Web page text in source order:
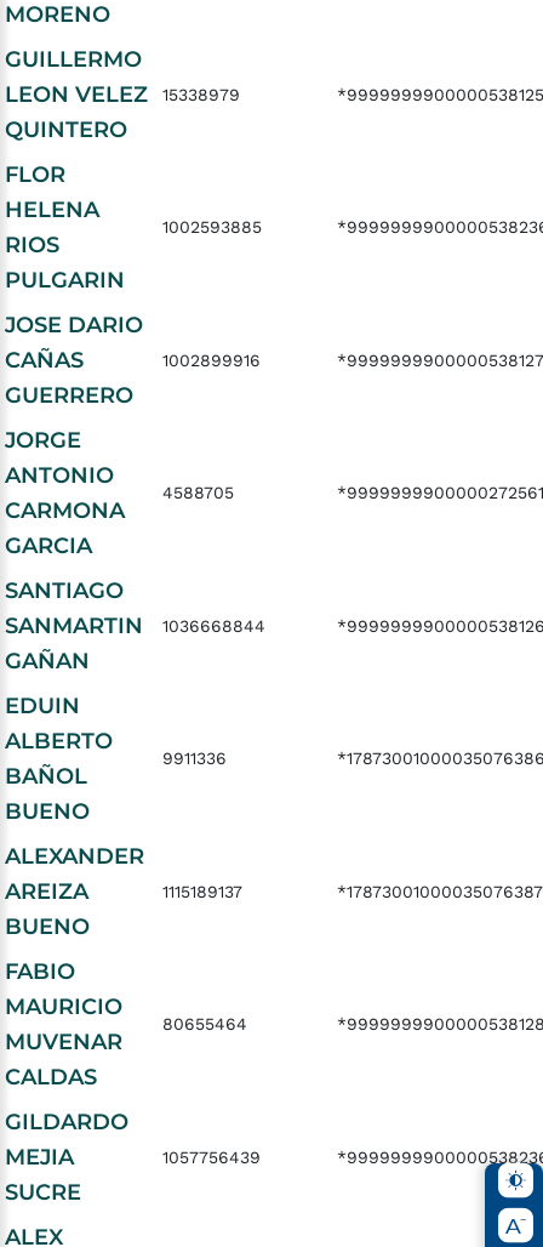
MORENO
GUILLERMO
LEON VELEZ
QUINTERO
15338979
FLOR
HELENA
RIOS
PULGARIN
1002593885
JOSE DARIO
CAÑAS
GUERRERO
1002899916
JORGE
ANTONIO
CARMONA
GARCIA
4588705
SANTIAGO
SANMARTIN
GAÑAN
1036668844
EDUIN
ALBERTO
BAÑOL
BUENO
9911336
ALEXANDER
AREIZA
BUENO
1115189137 *17873001000035076387
FABIO
MAURICIO
MUVENAR
CALDAS
80655464
GILDARDO
MEJIA
SUCRE
1057756439
ALEX